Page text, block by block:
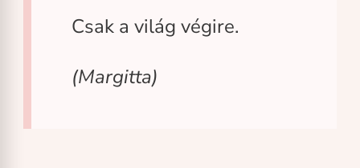
Csak a világ végire.
(Margitta)